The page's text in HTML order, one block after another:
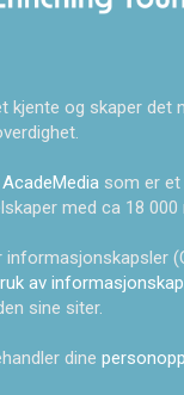
kjente og skaper det
AcadeMedia som er et
med ca 18 000
informasjonskapsler
av
sine siter.
dine